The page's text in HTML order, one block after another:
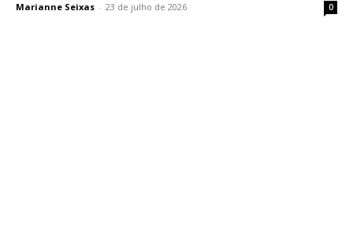
Marianne Seixas - 23 de julho de 2026 0